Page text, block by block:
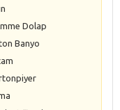
Dolap
Banyo